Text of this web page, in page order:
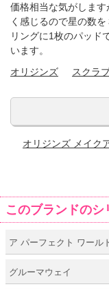
価格相当な気がしま
く感じるので星の数
リングに1枚のパッド
います。
オリジンズ
スクラ
オリジンズ メイク
このブランドのシ
ア パーフェクト ワール
グルーマウェイ